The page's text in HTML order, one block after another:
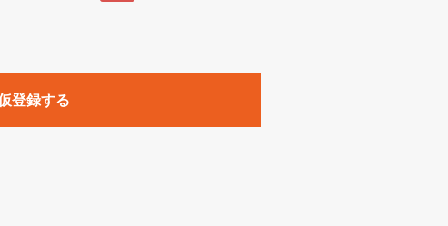
ス（名称や内容が変更された場合、変更後のサービスを含
るイベントやキャンペーンをいいます。
」「EnterpriseZine」「ECzine」「Biz/Zine」「HRzine」
登録する